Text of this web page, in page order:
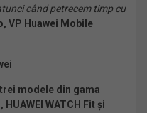
când petrecem timp cu
VP Huawei Mobile
trei modele din gama
WATCH Fit și